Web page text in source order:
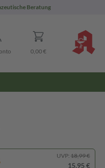
Beratung
0,00 €
UVP: 18,99 €
15,95 €